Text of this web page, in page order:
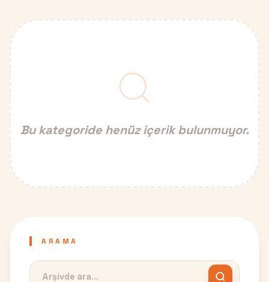
HEMEN ARA
Bu kategoride henüz içerik bulunmuyor.
ARAMA